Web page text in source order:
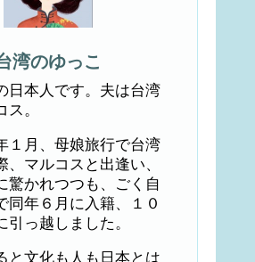
湾のゆっこ
日本人です。夫は台湾
ス。
１月、母娘旅行で台湾
、マルコスと出逢い、
驚かれつつも、ごく自
同年６月に入籍、１０
引っ越しました。
と文化も人も日本とは